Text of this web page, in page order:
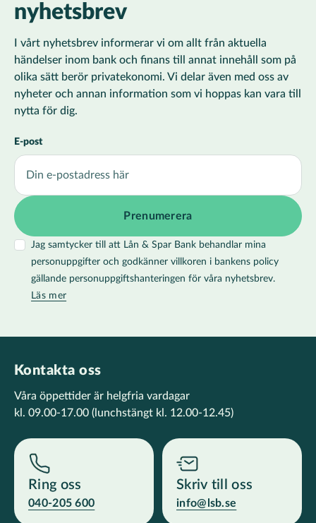
nyhetsbrev
I vårt nyhetsbrev informerar vi om allt från aktuella
händelser inom bank och finans till annat innehåll som på
olika sätt berör privatekonomi. Vi delar även med oss av
nyheter och annan information som vi hoppas kan vara till
nytta för dig.
E-post
Jag samtycker till att Lån & Spar Bank behandlar mina
personuppgifter och godkänner villkoren i bankens policy
gällande personuppgiftshanteringen för våra nyhetsbrev.
Läs mer
Kontakta oss
Våra öppettider är helgfria vardagar
kl. 09.00-17.00 (lunchstängt kl. 12.00-12.45)
Ring oss
040-205 600
Skriv till oss
info@lsb.se